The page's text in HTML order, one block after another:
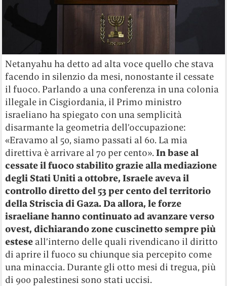
Netanyahu ha detto ad alta voce quello che stava
facendo in silenzio da mesi, nonostante il cessate
il fuoco. Parlando a una conferenza in una colonia
illegale in Cisgiordania, il Primo ministro
israeliano ha spiegato con una semplicità
disarmante la geometria dell’occupazione:
«Eravamo al 50, siamo passati al 60. La mia
direttiva è arrivare al 70 per cento». In base al
cessate il fuoco stabilito grazie alla mediazione
degli Stati Uniti a ottobre, Israele aveva il
controllo diretto del 53 per cento del territorio
della Striscia di Gaza. Da allora, le forze
israeliane hanno continuato ad avanzare verso
ovest, dichiarando zone cuscinetto sempre più
estese all’interno delle quali rivendicano il diritto
di aprire il fuoco su chiunque sia percepito come
una minaccia. Durante gli otto mesi di tregua, più
di 900 palestinesi sono stati uccisi.